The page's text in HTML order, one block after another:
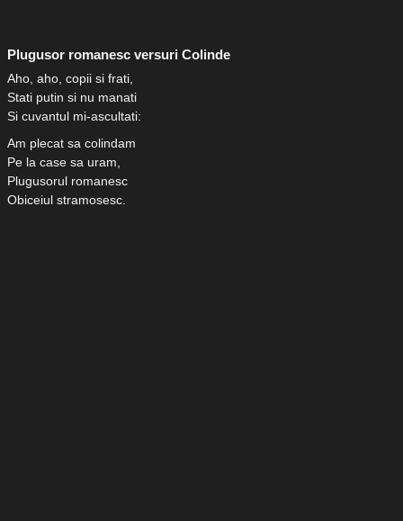
Plugusor romanesc versuri Colinde
Aho, aho, copii si frati,
Stati putin si nu manati
Si cuvantul mi-ascultati:
Am plecat sa colindam
Pe la case sa uram,
Plugusorul romanesc
Obiceiul stramosesc.